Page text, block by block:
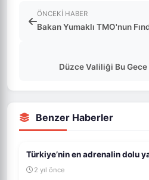
ÖNCEKI HABER
Bakan Yumaklı TMO'nun
Düzce Valiliği Bu
Benzer Haberler
Türkiye’nin en adrenalin dolu
2 yıl önce